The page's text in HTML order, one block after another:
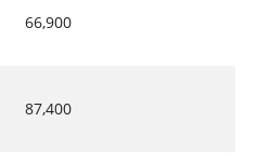
66,900
87,400